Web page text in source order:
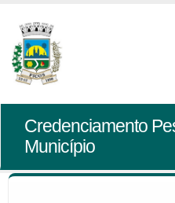
Credenciamento
Município